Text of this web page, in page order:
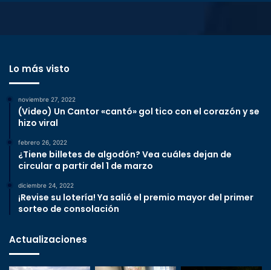
Lo más visto
noviembre 27, 2022
(Video) Un Cantor «cantó» gol tico con el corazón y se
hizo viral
febrero 26, 2022
¿Tiene billetes de algodón? Vea cuáles dejan de
circular a partir del 1 de marzo
diciembre 24, 2022
¡Revise su lotería! Ya salió el premio mayor del primer
sorteo de consolación
Actualizaciones